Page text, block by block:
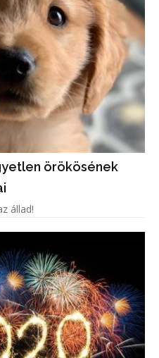
örökösének
állad!